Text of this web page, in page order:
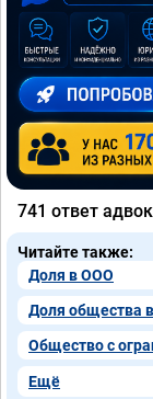
741 ответ
Читайте также:
Доля в ООО
Доля общества
Общество с
Ещё